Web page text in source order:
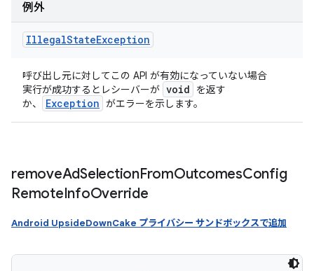
例外
IllegalStateException
呼び出し元に対してこの API が有効になっていない場合
実行が成功するとレシーバーが void
を返す
か、
Exception がエラーを示します。
removeAdSelectionFromOutcomesConfig
RemoteInfoOverride
Android UpsideDownCake プライバシー サンドボックスで追加